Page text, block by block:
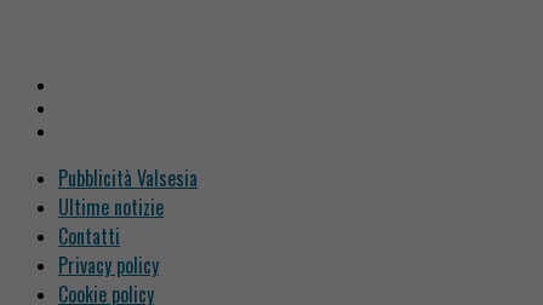
Pubblicità Valsesia
Ultime notizie
Contatti
Privacy policy
Cookie policy